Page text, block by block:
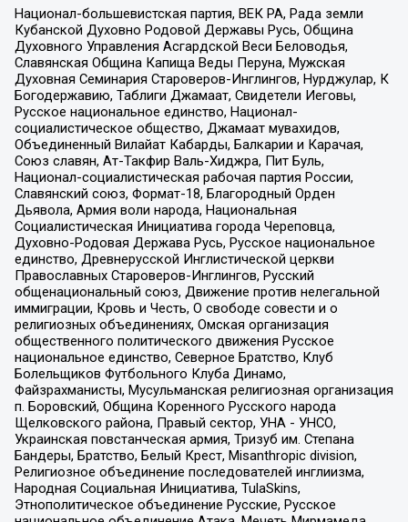
Национал-большевистская партия, ВЕК РА, Рада земли
Кубанской Духовно Родовой Державы Русь, Община
Духовного Управления Асгардской Веси Беловодья,
Славянская Община Капища Веды Перуна, Мужская
Духовная Семинария Староверов-Инглингов, Нурджулар, К
Богодержавию, Таблиги Джамаат, Свидетели Иеговы,
Русское национальное единство, Национал-
социалистическое общество, Джамаат мувахидов,
Объединенный Вилайат Кабарды, Балкарии и Карачая,
Союз славян, Ат-Такфир Валь-Хиджра, Пит Буль,
Национал-социалистическая рабочая партия России,
Славянский союз, Формат-18, Благородный Орден
Дьявола, Армия воли народа, Национальная
Социалистическая Инициатива города Череповца,
Духовно-Родовая Держава Русь, Русское национальное
единство, Древнерусской Инглистической церкви
Православных Староверов-Инглингов, Русский
общенациональный союз, Движение против нелегальной
иммиграции, Кровь и Честь, О свободе совести и о
религиозных объединениях, Омская организация
общественного политического движения Русское
национальное единство, Северное Братство, Клуб
Болельщиков Футбольного Клуба Динамо,
Файзрахманисты, Мусульманская религиозная организация
п. Боровский, Община Коренного Русского народа
Щелковского района, Правый сектор, УНА - УНСО,
Украинская повстанческая армия, Тризуб им. Степана
Бандеры, Братство, Белый Крест, Misanthropic division,
Религиозное объединение последователей инглиизма,
Народная Социальная Инициатива, TulaSkins,
Этнополитическое объединение Русские, Русское